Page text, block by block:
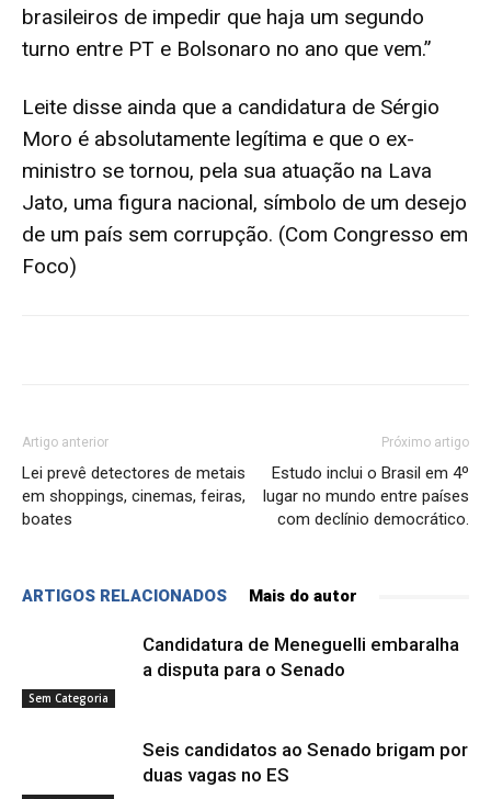
brasileiros de impedir que haja um segundo
turno entre PT e Bolsonaro no ano que vem.”
Leite disse ainda que a candidatura de Sérgio
Moro é absolutamente legítima e que o ex-
ministro se tornou, pela sua atuação na Lava
Jato, uma figura nacional, símbolo de um desejo
de um país sem corrupção. (Com Congresso em
Foco)
Artigo anterior
Lei prevê detectores de metais
em shoppings, cinemas, feiras,
boates
Próximo artigo
Estudo inclui o Brasil em 4º
lugar no mundo entre países
com declínio democrático.
ARTIGOS RELACIONADOS Mais do autor
Sem Categoria
Candidatura de Meneguelli embaralha
a disputa para o Senado
Seis candidatos ao Senado brigam por
duas vagas no ES